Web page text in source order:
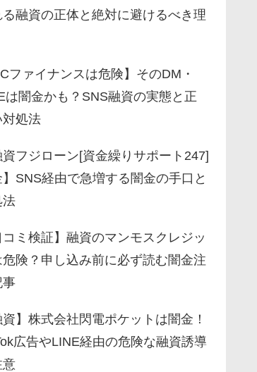
る融資の正体と絶対に避けるべき理
ファイナンスは危険】そのDM・
は闇金かも？SNS融資の実態と正
対処法
資フジローン[資金繰りサポート247]
】SNS経由で急増する闇金の手口と
法
コミ検証】融資のマンモスクレジッ
危険？申し込み前に必ず読む闇金注
事
資】株式会社閃電ポケットは闇金！
広告やLINE経由の危険な融資誘導
意